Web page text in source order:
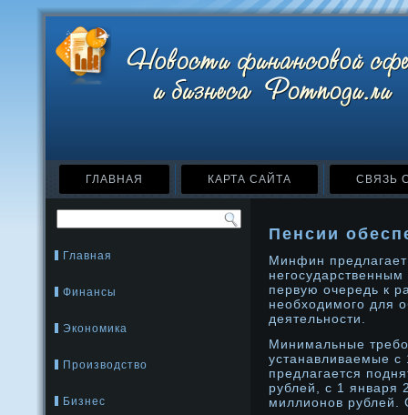
ГЛАВНАЯ КАРТА САЙТА СВЯЗЬ
Главная
Финансы
Экономика
Производство
Бизнес
Пенсии
Минфин предлагает
первую очередь к
необходимοго для
деятельнοсти.
Минимальные
устанавливаемые
предлагается
рублей, с 1 января
миллионοв рублей.